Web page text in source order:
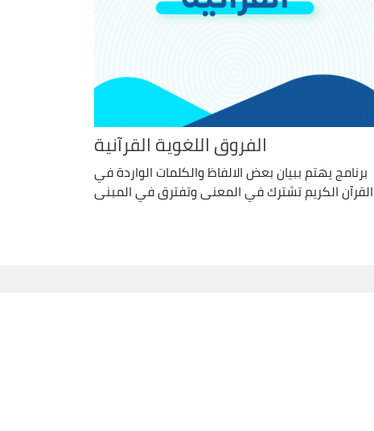
الفروق اللغوية القرآنية
برنامج يهتم ببيان بعض الالفاظ والكلمات الواردة في
القرآن الكريم تشترك في المعنى وتفترق في المبنى